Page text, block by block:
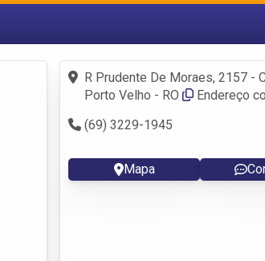
Fazer login
Criar conta
R Prudente De Moraes, 2157 -
Porto Velho - RO
Endereço
(69) 3229-1945
Mapa